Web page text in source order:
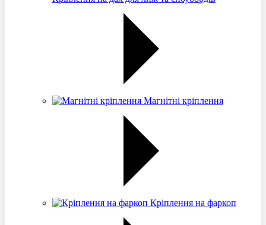
Магнітні кріплення
Кріплення на фаркоп